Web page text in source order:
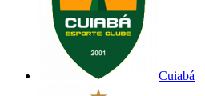
Cuiabá